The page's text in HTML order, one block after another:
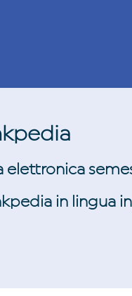
elettronica
in lingua